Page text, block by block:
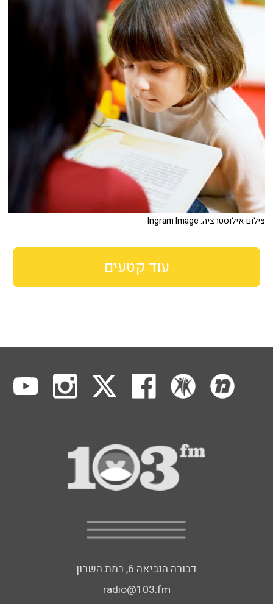
צילום אילוסטרציה: Ingram Image
עוד קטעים
דבורה הנביאה 6, רמת השרון
radio@103.fm